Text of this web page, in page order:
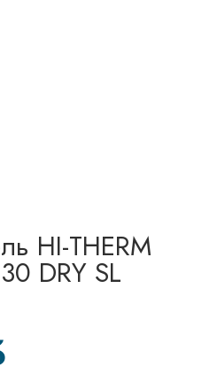
HI-THERM
DRY SL